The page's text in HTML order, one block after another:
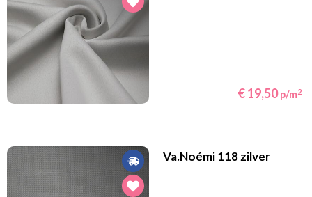
€ 19,50 p/m2
Va.Noémi 118 zilver